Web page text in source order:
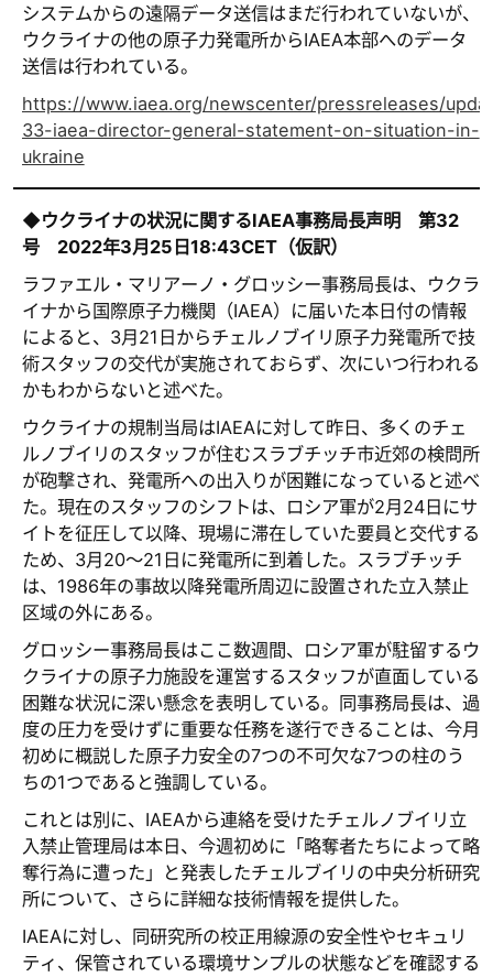
システムからの遠隔データ送信はまだ行われていないが、
ウクライナの他の原子力発電所からIAEA本部へのデータ
送信は行われている。
https://www.iaea.org/newscenter/pressreleases/
33-iaea-director-general-statement-on-situation-in-
ukraine
◆ウクライナの状況に関するIAEA事務局長声明 第32
号 2022年3月25日18:43CET（仮訳）
ラファエル・マリアーノ・グロッシー事務局長は、ウクラ
イナから国際原子力機関（IAEA）に届いた本日付の情報
によると、3月21日からチェルノブイリ原子力発電所で技
術スタッフの交代が実施されておらず、次にいつ行われる
かもわからないと述べた。
ウクライナの規制当局はIAEAに対して昨日、多くのチェ
ルノブイリのスタッフが住むスラブチッチ市近郊の検問所
が砲撃され、発電所への出入りが困難になっていると述べ
た。現在のスタッフのシフトは、ロシア軍が2月24日にサ
イトを征圧して以降、現場に滞在していた要員と交代する
ため、3月20～21日に発電所に到着した。スラブチッチ
は、1986年の事故以降発電所周辺に設置された立入禁止
区域の外にある。
グロッシー事務局長はここ数週間、ロシア軍が駐留するウ
クライナの原子力施設を運営するスタッフが直面している
困難な状況に深い懸念を表明している。同事務局長は、過
度の圧力を受けずに重要な任務を遂行できることは、今月
初めに概説した原子力安全の7つの不可欠な7つの柱のう
ちの1つであると強調している。
これとは別に、IAEAから連絡を受けたチェルノブイリ立
入禁止管理局は本日、今週初めに「略奪者たちによって略
奪行為に遭った」と発表したチェルブイリの中央分析研究
所について、さらに詳細な技術情報を提供した。
IAEAに対し、同研究所の校正用線源の安全性やセキュリ
ティ、保管されている環境サンプルの状態などを確認する